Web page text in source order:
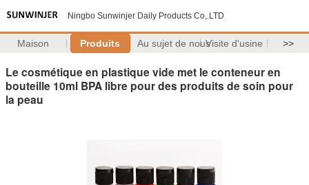
Ningbo Sunwinjer Daily Products Co,.LTD
Maison Produits Au sujet de nousVisite d'usine >>
Le cosmétique en plastique vide met le conteneur en
bouteille 10ml BPA libre pour des produits de soin pour
la peau